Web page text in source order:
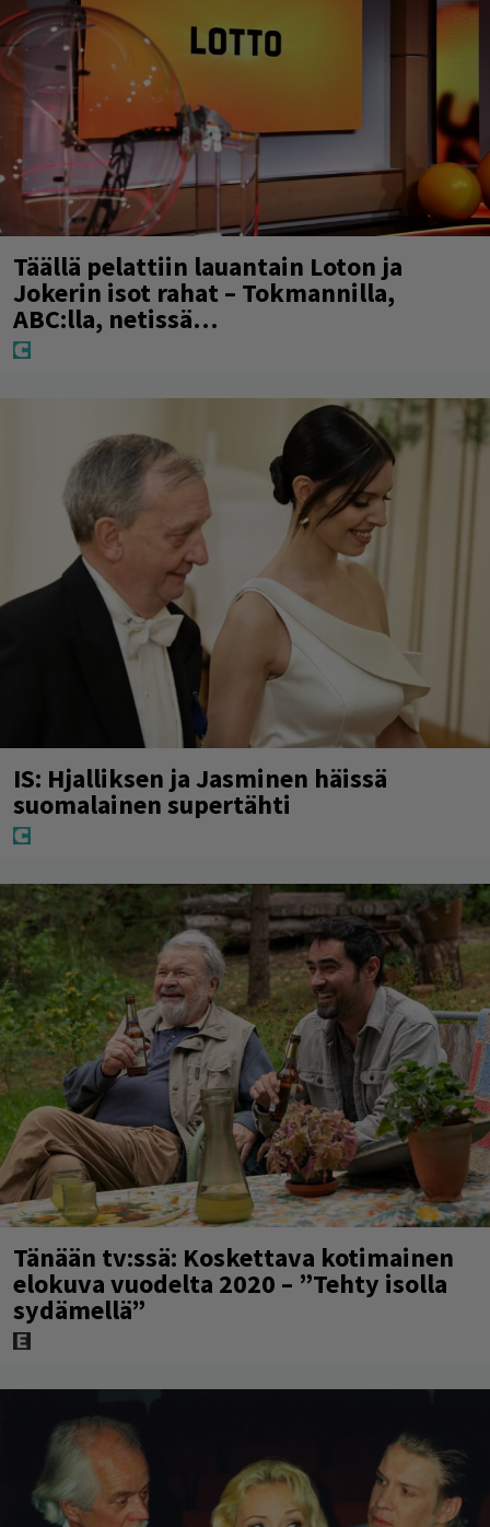
Täällä pelattiin lauantain Loton ja
Jokerin isot rahat – Tokmannilla,
ABC:lla, netissä…
IS: Hjalliksen ja Jasminen häissä
suomalainen supertähti
Tänään tv:ssä: Koskettava kotimainen
elokuva vuodelta 2020 – ”Tehty isolla
sydämellä”